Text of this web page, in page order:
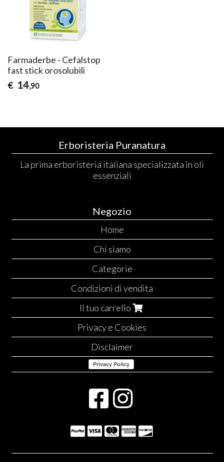
Farmaderbe - Cefalstop
fast stick orosolubili
€ 14,90
Erboristeria Puranatura
La prima erboristeria italiana specializzata in oli
essenziali
Negozio
Home
Chi siamo
Categorie
Condizioni di vendita
Il tuo carrello
Privacy e Cookies
Disclaimer